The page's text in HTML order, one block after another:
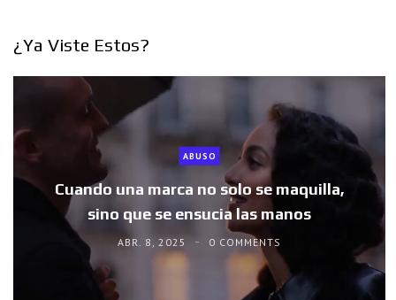
¿Ya Viste Estos?
ABUSO
Cuando una marca no solo se maquilla,
sino que se ensucia las manos
ABR. 8, 2025 0 COMMENTS